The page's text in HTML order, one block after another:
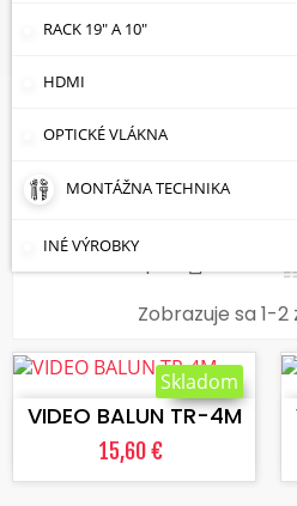
RACK 19" A 10"
HDMI
OPTICKÉ VLÁKNA
MONTÁŽNA TECHNIKA
INÉ VÝROBKY
Napájania Po
(pasívne -

Zobrazuje sa 1-2
VLOŽIŤ DO KOŠÍKA
VIDEO BALUN TR-4M
15,60 €
Skladom